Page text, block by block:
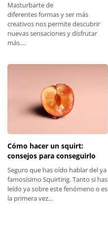
Masturbarte de
diferentes formas y ser más
creativos nos permite descubrir
nuevas sensaciones y disfrutar
más....
Cómo hacer un squirt:
consejos para conseguirlo
Seguro que has oído hablar del ya
famosísimo Squirting. Tanto si has
leído ya sobre este fenómeno o es
la primera vez...